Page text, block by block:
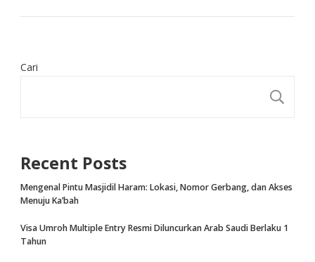
Cari
Recent Posts
Mengenal Pintu Masjidil Haram: Lokasi, Nomor Gerbang, dan Akses
Menuju Ka’bah
Visa Umroh Multiple Entry Resmi Diluncurkan Arab Saudi Berlaku 1
Tahun